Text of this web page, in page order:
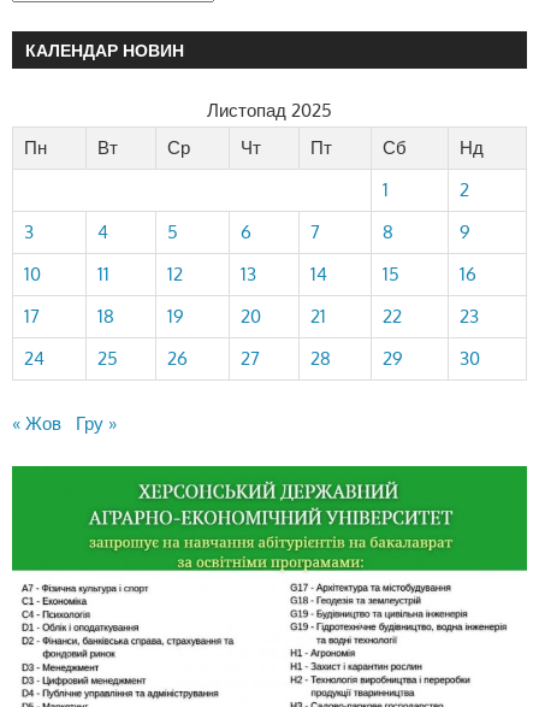
КАЛЕНДАР НОВИН
Листопад 2025
Пн
Вт Ср Чт Пт Сб
Нд
1
2
3
4 5 6 7 8
9
10
11 12 13 14 15
16
17
18 19 20 21 22
23
24
25 26 27 28 29 30
« Жов Гру »